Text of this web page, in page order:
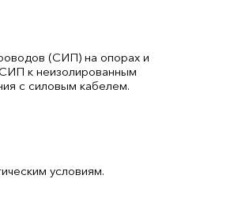
(СИП) на опорах и
к неизолированным
с силовым кабелем.
условиям.